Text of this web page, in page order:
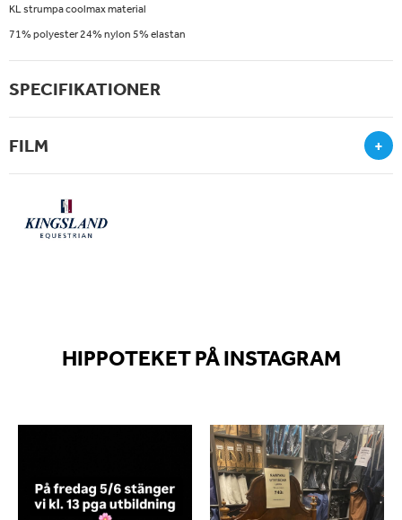
KL strumpa coolmax material
71% polyester 24% nylon 5% elastan
SPECIFIKATIONER
FILM +
HIPPOTEKET PÅ INSTAGRAM